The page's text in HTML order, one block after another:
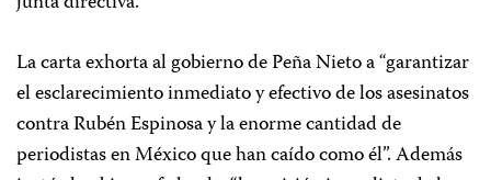
La carta exhorta al gobierno de Peña Nieto a “garantizar
el esclarecimiento inmediato y efectivo de los asesinatos
contra Rubén Espinosa y la enorme cantidad de
periodistas en México que han caído como él”. Además